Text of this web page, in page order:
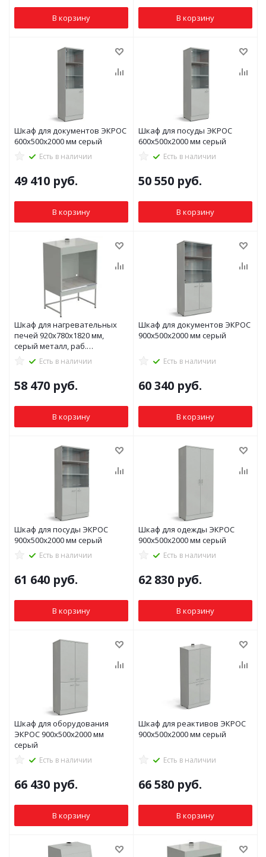
В корзину В корзину
Шкаф для документов ЭКРОС
600х500х2000 мм серый
Есть в наличии
49 410 руб.
В корзину
Шкаф для посуды ЭКРОС
600х500х2000 мм серый
Есть в наличии
50 550 руб.
В корзину
Шкаф для нагревательных
печей 920х780х1820 мм,
серый металл, раб.
поверхность - (керамика)
Есть в наличии
58 470 руб.
В корзину
Шкаф для документов ЭКРОС
900х500х2000 мм серый
Есть в наличии
60 340 руб.
В корзину
Шкаф для посуды ЭКРОС
900х500х2000 мм серый
Есть в наличии
61 640 руб.
В корзину
Шкаф для одежды ЭКРОС
900х500х2000 мм серый
Есть в наличии
62 830 руб.
В корзину
Шкаф для оборудования
ЭКРОС 900х500х2000 мм
серый
Есть в наличии
66 430 руб.
В корзину
Шкаф для реактивов ЭКРОС
900х500х2000 мм серый
Есть в наличии
66 580 руб.
В корзину